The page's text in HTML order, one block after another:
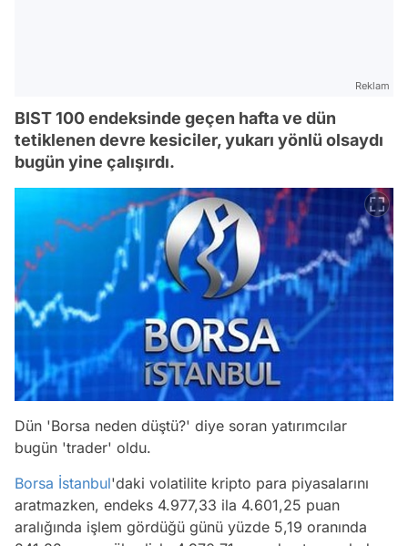
Reklam
BIST 100 endeksinde geçen hafta ve dün
tetiklenen devre kesiciler, yukarı yönlü olsaydı
bugün yine çalışırdı.
Dün 'Borsa neden düştü?' diye soran yatırımcılar
bugün 'trader' oldu.
Borsa İstanbul'daki volatilite kripto para piyasalarını
aratmazken, endeks 4.977,33 ila 4.601,25 puan
aralığında işlem gördüğü günü yüzde 5,19 oranında